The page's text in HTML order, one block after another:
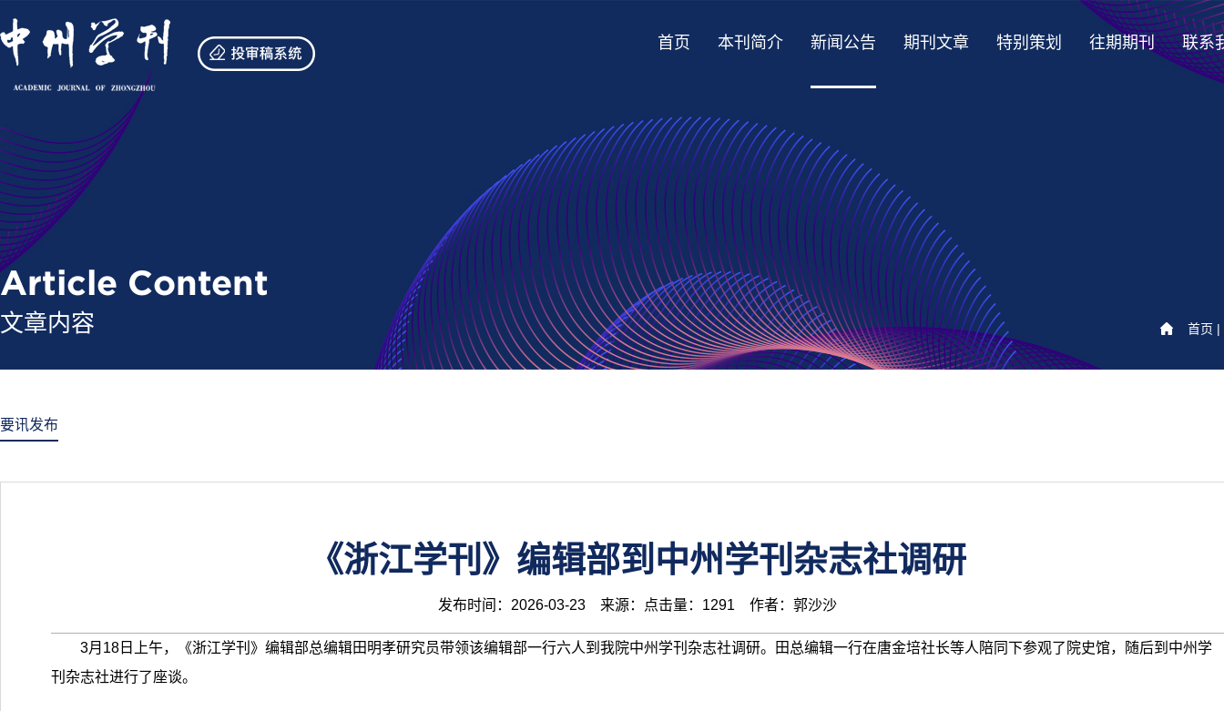
首页 本刊简介 新闻公告 期刊文章 特别策划 往期期刊 联系
Article Content
文章内容 首页 |
要讯发布
《浙江学刊》编辑部到中州学刊杂志社调研
发布时间：2026-03-23 来源：点击量：1291 作者：郭沙沙
3月18日上午，《浙江学刊》编辑部总编辑田明孝研究员带领该编辑部一行六人到我院中州学刊杂志社调研。田总编辑一行在唐金培社长等人陪同下参观了院史馆，随后到中州学
刊杂志社进行了座谈。